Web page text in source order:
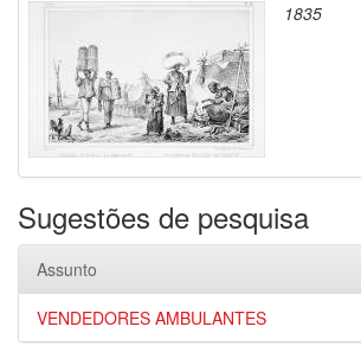
1835
Sugestões de pesquisa
Assunto
VENDEDORES AMBULANTES